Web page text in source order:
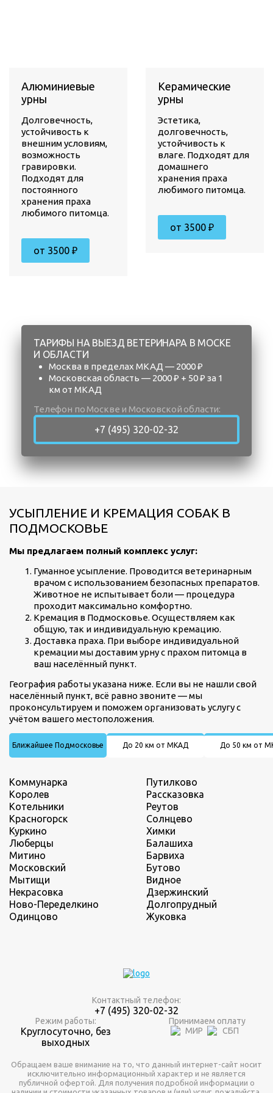
Алюминиевые
урны
Долговечность,
устойчивость к
внешним условиям,
возможность
гравировки.
Подходят для
постоянного
хранения праха
любимого питомца.
от 3500 ₽
Керамические
урны
Эстетика,
долговечность,
устойчивость к
влаге. Подходят для
домашнего
хранения праха
любимого питомца.
от 3500 ₽
ТАРИФЫ НА ВЫЕЗД ВЕТЕРИНАРА В МОСКЕ
И ОБЛАСТИ
Москва в пределах МКАД — 2000 ₽
Московская область — 2000 ₽ + 50 ₽ за 1
км от МКАД
Телефон по Москве и Московской области:
+7 (495) 320-02-32
УСЫПЛЕНИЕ И КРЕМАЦИЯ СОБАК В
ПОДМОСКОВЬЕ
Мы предлагаем полный комплекс услуг:
Гуманное усыпление. Проводится ветеринарным
врачом с использованием безопасных препаратов.
Животное не испытывает боли — процедура
проходит максимально комфортно.
Кремация в Подмосковье. Осуществляем как
общую, так и индивидуальную кремацию.
Доставка праха. При выборе индивидуальной
кремации мы доставим урну с прахом питомца в
ваш населённый пункт.
География работы указана ниже. Если вы не нашли свой
населённый пункт, всё равно звоните — мы
проконсультируем и поможем организовать услугу с
учётом вашего местоположения.
Ближайшее Подмосковье До 20 км от МКАД До 50 км от
Коммунарка
Королев
Котельники
Красногорск
Куркино
Люберцы
Митино
Московский
Мытищи
Некрасовка
Ново-Переделкино
Одинцово
Путилково
Рассказовка
Реутов
Солнцево
Химки
Балашиха
Барвиха
Бутово
Видное
Дзержинский
Долгопрудный
Жуковка
Контактный телефон:
+7 (495) 320-02-32
Режим работы:
Круглосуточно, без
выходных
Принимаем оплату
Обращаем ваше внимание на то, что данный интернет-сайт носит
исключительно информационный характер и не является
публичной офертой. Для получения подробной информации о